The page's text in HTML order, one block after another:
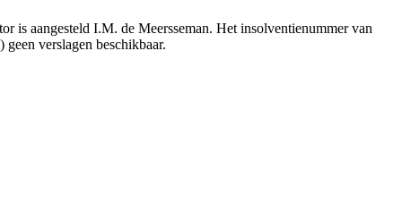
is aangesteld I.M. de Meersseman. Het insolventienummer van
verslagen beschikbaar.